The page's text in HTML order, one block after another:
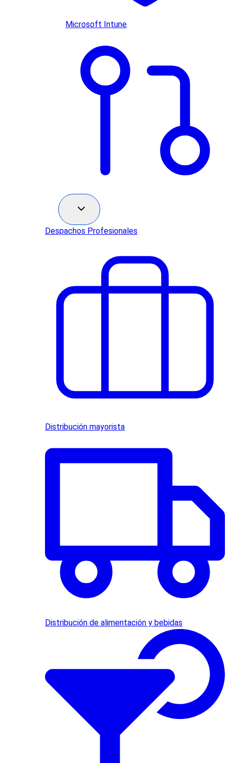
Microsoft Intune
Despachos Profesionales
Distribución mayorista
Distribución de alimentación y bebidas